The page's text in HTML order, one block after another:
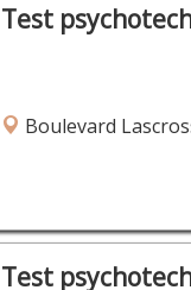
Test
Boulevard
Test